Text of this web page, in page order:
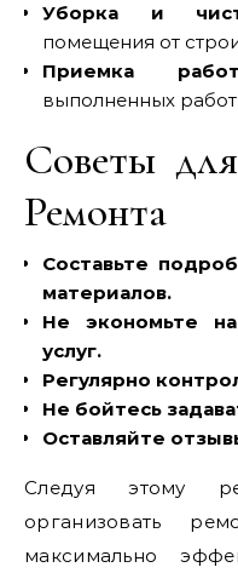
Уборка и
помещения от
Приемка
выполненных
Советы
Ремонта
Составьте
материалов.
Не экономьте
услуг.
Регулярно
Не бойтесь
Оставляйте
Следуя этому
организовать
максимально